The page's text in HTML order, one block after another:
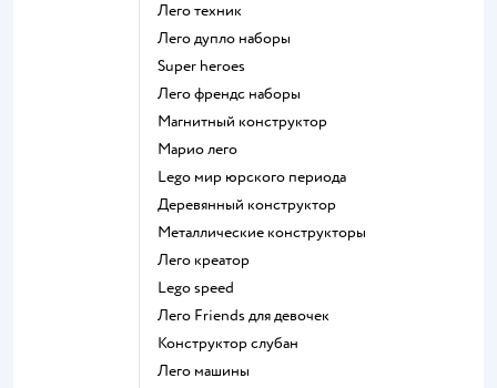
Лего техник
Лего дупло наборы
Super heroes
Лего френдс наборы
Магнитный конструктор
Марио лего
Lego мир юрского периода
Деревянный конструктор
Металлические конструкторы
Лего креатор
Lego speed
Лего Friends для девочек
Конструктор слубан
Лего машины